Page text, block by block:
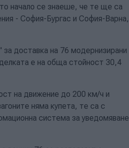
начало се знаеше, че те ще са
- София-Бургас и София-Варна,
за доставка на 76 модернизирани
е на обща стойност 30,4
на движение до 200 км/ч и
няма купета, те са с
система за уведомяване